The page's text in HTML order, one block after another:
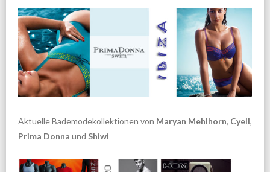
Aktuelle Bademodekollektionen von Maryan Mehlhorn, Cyell,
Prima Donna und Shiwi